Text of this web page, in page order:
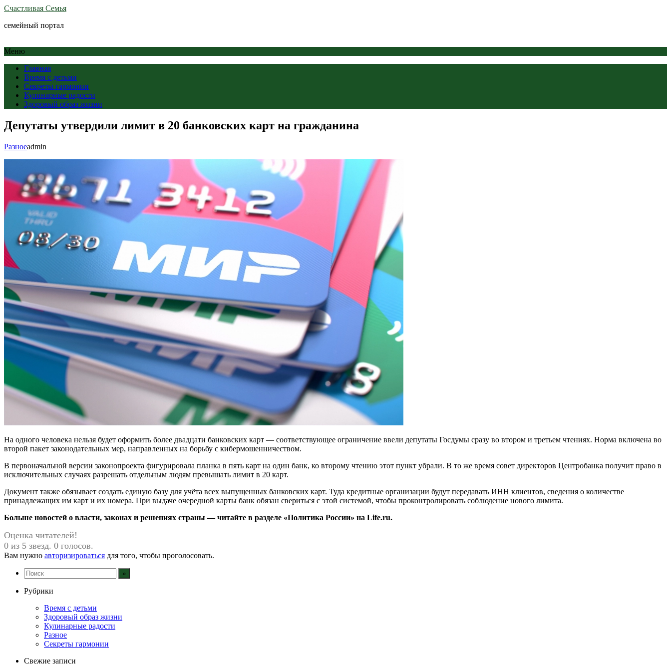
Счастливая Семья
семейный портал
Меню
Главная
Время с детьми
Секреты гармонии
Кулинарные радости
Здоровый образ жизни
Депутаты утвердили лимит в 20 банковских карт на гражданина
Разноеadmin
На одного человека нельзя будет оформить более двадцати банковских карт — соответствующее ограничение ввели депутаты Госдумы сразу во втором и третьем чтениях. Норма включена во
второй пакет законодательных мер, направленных на борьбу с кибермошенничеством.
В первоначальной версии законопроекта фигурировала планка в пять карт на один банк, ко второму чтению этот пункт убрали. В то же время совет директоров Центробанка получит право в
исключительных случаях разрешать отдельным людям превышать лимит в 20 карт.
Документ также обязывает создать единую базу для учёта всех выпущенных банковских карт. Туда кредитные организации будут передавать ИНН клиентов, сведения о количестве
принадлежащих им карт и их номера. При выдаче очередной карты банк обязан свериться с этой системой, чтобы проконтролировать соблюдение нового лимита.
Больше новостей о власти, законах и решениях страны — читайте в разделе «Политика России» на Life.ru.
Оценка читателей!
0 из 5 звезд. 0 голосов.
Вам нужно авторизироваться для того, чтобы проголосовать.
Рубрики
Время с детьми
Здоровый образ жизни
Кулинарные радости
Разное
Секреты гармонии
Свежие записи